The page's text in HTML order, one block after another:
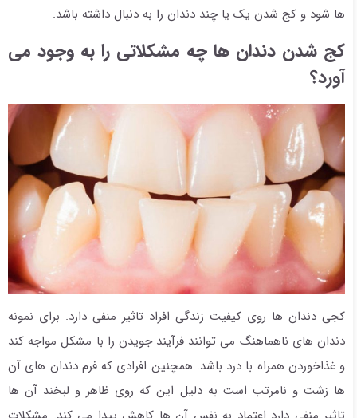
ها شود و کج شدن یک یا چند دندان را به دنبال داشته باشد.
کج شدن دندان ها چه مشکلاتی را به وجود می
آورد؟
کجی دندان ها روی کیفیت زندگی افراد تاثیر منفی دارد. برای نمونه
دندان های ناهماهنگ می توانند فرآیند جویدن را با مشکل مواجه کند
و غذاخوردن همراه با درد باشد. همچنین افرادی که فرم دندان های آن
ها زشت و نامرتب است به دلیل این که روی ظاهر و لبخند آن ها